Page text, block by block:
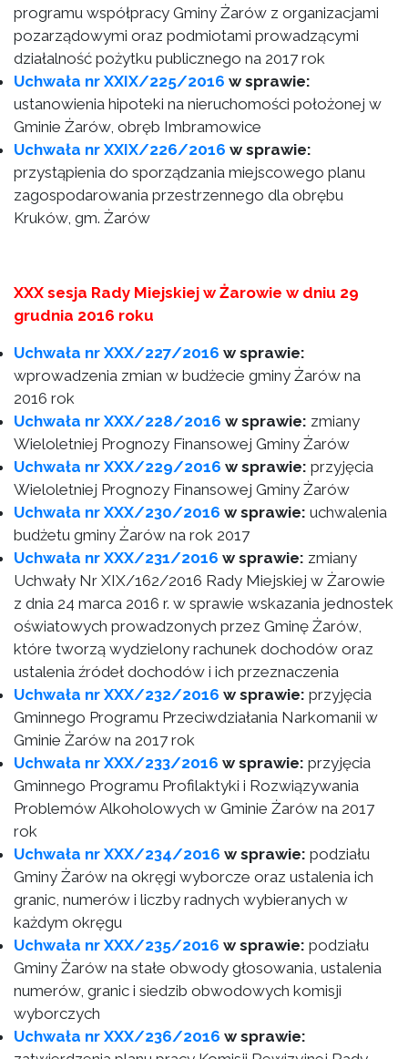
programu współpracy Gminy Żarów z organizacjami
pozarządowymi oraz podmiotami prowadzącymi
działalność pożytku publicznego na 2017 rok
Uchwała nr XXIX/225/2016 w sprawie:
ustanowienia hipoteki na nieruchomości położonej w
Gminie Żarów, obręb Imbramowice
Uchwała nr XXIX/226/2016 w sprawie:
przystąpienia do sporządzania miejscowego planu
zagospodarowania przestrzennego dla obrębu
Kruków, gm. Żarów
XXX sesja Rady Miejskiej w Żarowie w dniu 29
grudnia 2016 roku
Uchwała nr XXX/227/2016 w sprawie:
wprowadzenia zmian w budżecie gminy Żarów na
2016 rok
Uchwała nr XXX/228/2016 w sprawie: zmiany
Wieloletniej Prognozy Finansowej Gminy Żarów
Uchwała nr XXX/229/2016 w sprawie: przyjęcia
Wieloletniej Prognozy Finansowej Gminy Żarów
Uchwała nr XXX/230/2016 w sprawie: uchwalenia
budżetu gminy Żarów na rok 2017
Uchwała nr XXX/231/2016 w sprawie: zmiany
Uchwały Nr XIX/162/2016 Rady Miejskiej w Żarowie
z dnia 24 marca 2016 r. w sprawie wskazania jednostek
oświatowych prowadzonych przez Gminę Żarów,
które tworzą wydzielony rachunek dochodów oraz
ustalenia źródeł dochodów i ich przeznaczenia
Uchwała nr XXX/232/2016 w sprawie: przyjęcia
Gminnego Programu Przeciwdziałania Narkomanii w
Gminie Żarów na 2017 rok
Uchwała nr XXX/233/2016 w sprawie: przyjęcia
Gminnego Programu Profilaktyki i Rozwiązywania
Problemów Alkoholowych w Gminie Żarów na 2017
rok
Uchwała nr XXX/234/2016 w sprawie: podziału
Gminy Żarów na okręgi wyborcze oraz ustalenia ich
granic, numerów i liczby radnych wybieranych w
każdym okręgu
Uchwała nr XXX/235/2016 w sprawie: podziału
Gminy Żarów na stałe obwody głosowania, ustalenia
numerów, granic i siedzib obwodowych komisji
wyborczych
Uchwała nr XXX/236/2016 w sprawie: